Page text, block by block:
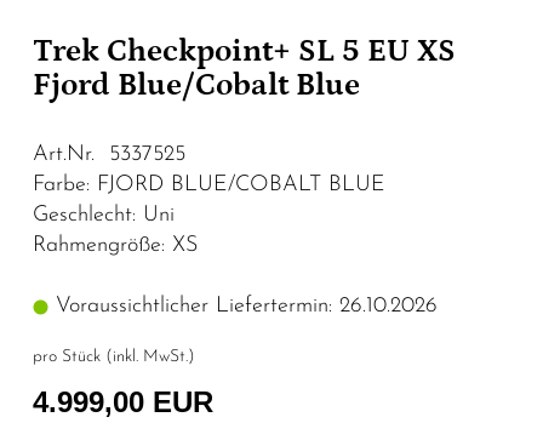
Trek Checkpoint+ SL 5 EU XS
Fjord Blue/Cobalt Blue
Art.Nr. 5337525
Farbe: FJORD BLUE/COBALT BLUE
Geschlecht: Uni
Rahmengröße: XS
Voraussichtlicher Liefertermin: 26.10.2026
pro Stück (inkl. MwSt.)
4.999,00 EUR